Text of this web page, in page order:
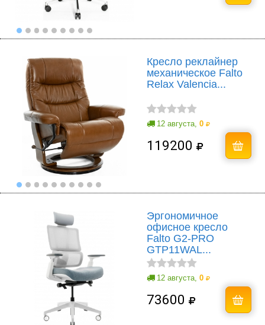
Кресло реклайнер
механическое Falto
Relax Valencia...
12 августа, 0
119200
Эргономичное
офисное кресло
Falto G2-PRO
GTP11WAL...
12 августа, 0
73600